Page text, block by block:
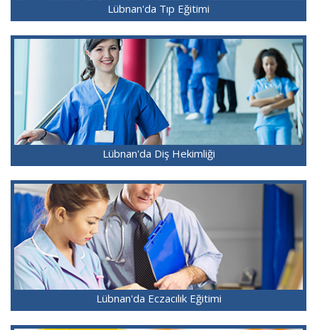
Lübnan'da Tıp Eğitimi
Lübnan'da Diş Hekimliği
Lübnan'da Eczacılık Eğitimi